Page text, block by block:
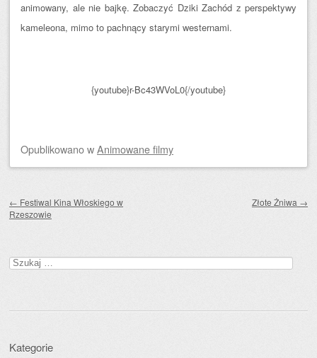
animowany, ale nie bajkę. Zobaczyć Dziki Zachód z perspektywy
kameleona, mimo to pachnący starymi westernami.
{youtube}r-Bc43WVoL0{/youtube}
OpublikowanowAnimowane filmy
← Festiwal Kina Włoskiego w
Rzeszowie
Złote Żniwa →
Szukaj:
Kategorie